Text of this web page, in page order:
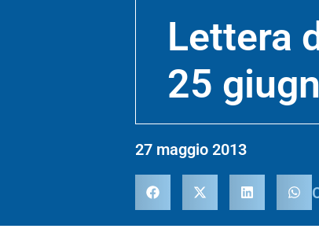
Lettera
25
27 maggio 2013